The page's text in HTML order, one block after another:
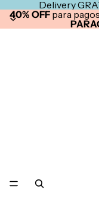
Delivery
40% OFF para